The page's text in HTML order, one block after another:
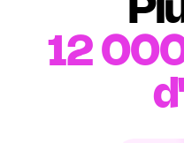
12